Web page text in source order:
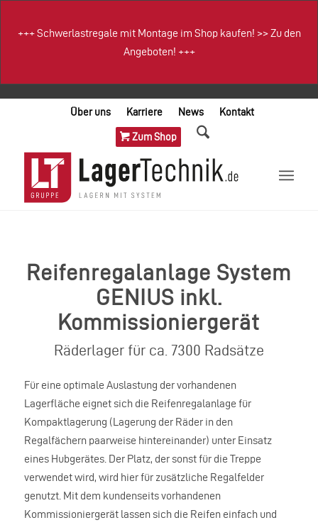
+++Schwerlastregale mit Montage im Shop kaufen! >>Zu den
Angeboten! +++
Über uns Karriere News Kontakt
Zum Shop
Reifenregalanlage System
GENIUS inkl.
Kommissioniergerät
Räderlager für ca. 7300 Radsätze
Für eine optimale Auslastung der vorhandenen
Lagerfläche eignet sich die Reifenregalanlage für
Kompaktlagerung (Lagerung der Räder in den
Regalfächern paarweise hintereinander) unter Einsatz
eines Hubgerätes. Der Platz, der sonst für die Treppe
verwendet wird, wird hier für zusätzliche Regalfelder
genutzt. Mit dem kundenseits vorhandenen
Kommissioniergerät lassen sich die Reifen einfach und